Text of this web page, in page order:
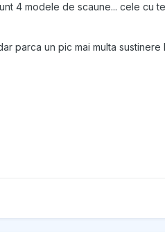
4 modele de scaune... cele cu
parca un pic mai multa